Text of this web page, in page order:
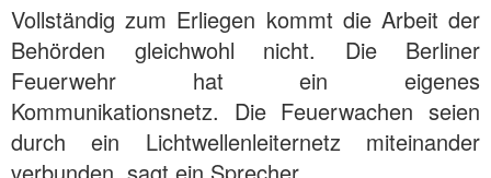
Vollständig zum Erliegen kommt die Arbeit der
Behörden gleichwohl nicht. Die Berliner
Feuerwehr hat ein eigenes
Kommunikationsnetz. Die Feuerwachen seien
durch ein Lichtwellenleiternetz miteinander